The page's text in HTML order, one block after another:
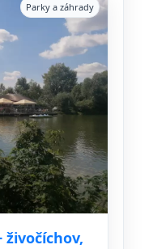
živočíchov,
Parky a záhrady